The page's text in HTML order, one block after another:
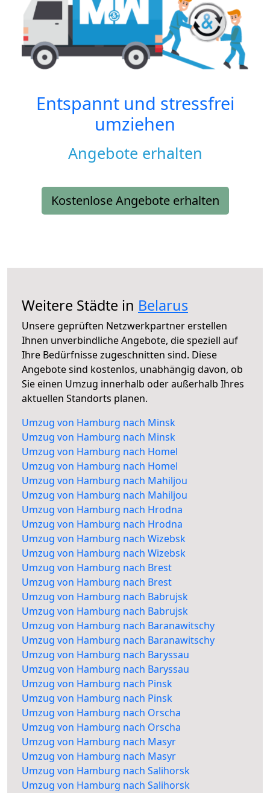
Entspannt und stressfrei
umziehen
Angebote erhalten
Kostenlose Angebote erhalten
Weitere Städte in Belarus
Unsere geprüften Netzwerkpartner erstellen
Ihnen unverbindliche Angebote, die speziell auf
Ihre Bedürfnisse zugeschnitten sind. Diese
Angebote sind kostenlos, unabhängig davon, ob
Sie einen Umzug innerhalb oder außerhalb Ihres
aktuellen Standorts planen.
Umzug von Hamburg nach Minsk
Umzug von Hamburg nach Minsk
Umzug von Hamburg nach Homel
Umzug von Hamburg nach Homel
Umzug von Hamburg nach Mahiljou
Umzug von Hamburg nach Mahiljou
Umzug von Hamburg nach Hrodna
Umzug von Hamburg nach Hrodna
Umzug von Hamburg nach Wizebsk
Umzug von Hamburg nach Wizebsk
Umzug von Hamburg nach Brest
Umzug von Hamburg nach Brest
Umzug von Hamburg nach Babrujsk
Umzug von Hamburg nach Babrujsk
Umzug von Hamburg nach Baranawitschy
Umzug von Hamburg nach Baranawitschy
Umzug von Hamburg nach Baryssau
Umzug von Hamburg nach Baryssau
Umzug von Hamburg nach Pinsk
Umzug von Hamburg nach Pinsk
Umzug von Hamburg nach Orscha
Umzug von Hamburg nach Orscha
Umzug von Hamburg nach Masyr
Umzug von Hamburg nach Masyr
Umzug von Hamburg nach Salihorsk
Umzug von Hamburg nach Salihorsk